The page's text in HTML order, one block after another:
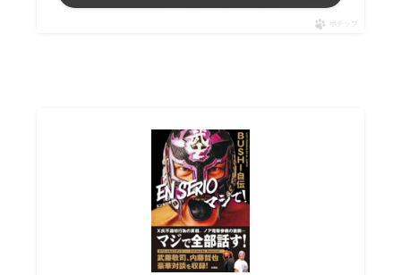
ポチップ